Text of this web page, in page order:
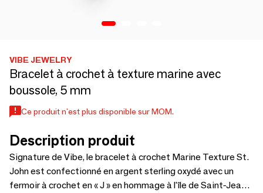
VIBE JEWELRY
Bracelet à crochet à texture marine avec
boussole, 5 mm
Ce produit n'est plus disponible sur MOM.
Description produit
Signature de Vibe, le bracelet à crochet Marine Texture St.
John est confectionné en argent sterling oxydé avec un
fermoir à crochet en « J » en hommage à l'île de Saint-Jean.